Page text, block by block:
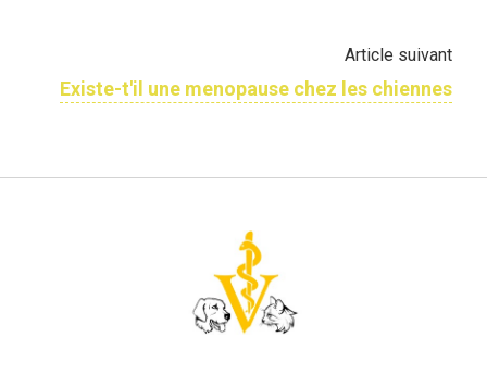
Article suivant
Existe-t'il une menopause chez les chiennes